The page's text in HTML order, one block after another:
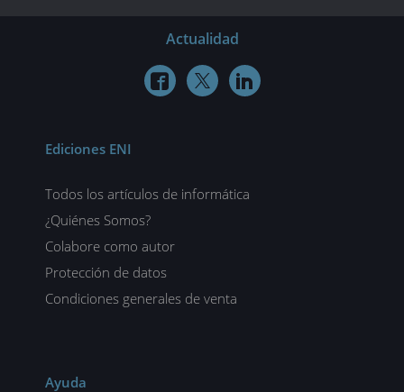
Actualidad
  
Ediciones ENI
Todos los artículos de informática
¿Quiénes Somos?
Colabore como autor
Protección de datos
Condiciones generales de venta
Ayuda